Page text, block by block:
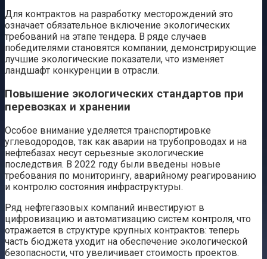
Для контрактов на разработку месторождений это
означает обязательное включение экологических
требований на этапе тендера. В ряде случаев
победителями становятся компании, демонстрирующие
лучшие экологические показатели, что изменяет
ландшафт конкуренции в отрасли.
Повышение экологических стандартов при
перевозках и хранении
Особое внимание уделяется транспортировке
углеводородов, так как аварии на трубопроводах и на
нефтебазах несут серьезные экологические
последствия. В 2022 году были введены новые
требования по мониторингу, аварийному реагированию
и контролю состояния инфраструктуры.
Ряд нефтегазовых компаний инвестируют в
цифровизацию и автоматизацию систем контроля, что
отражается в структуре крупных контрактов: теперь
часть бюджета уходит на обеспечение экологической
безопасности, что увеличивает стоимость проектов.